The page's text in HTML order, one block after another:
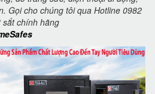
Gọi cho chúng tôi qua Hotline 0982
chính hãng